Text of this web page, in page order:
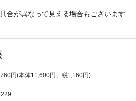
合が異なって見える場合もございます
円(本体11,600円、税1,160円)